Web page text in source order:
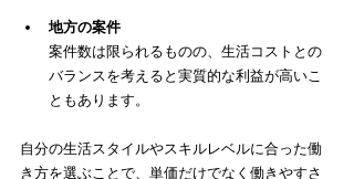
地方の案件
案件数は限られるものの、生活コストとの
バランスを考えると実質的な利益が高いこ
ともあります。
自分の生活スタイルやスキルレベルに合った働
き方を選ぶことで、単価だけでなく働きやすさ